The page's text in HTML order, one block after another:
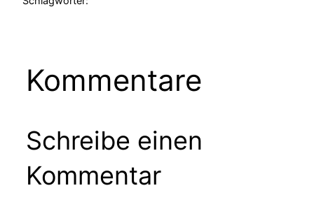
Kommentare
Schreibe einen
Kommentar